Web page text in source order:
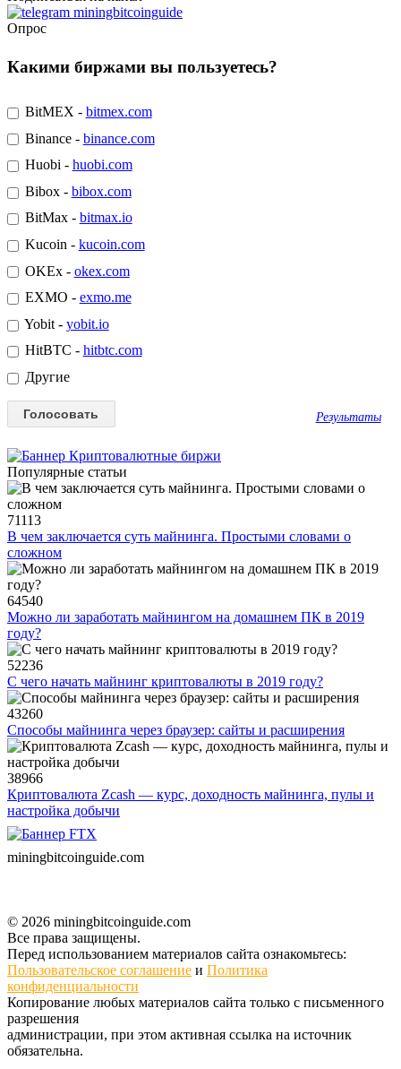
Опрос
Какими биржами вы пользуетесь?
BitMEX - bitmex.com
Binance - binance.com
Huobi - huobi.com
Bibox - bibox.com
BitMax - bitmax.io
Kucoin - kucoin.com
OKEx - okex.com
EXMO - exmo.me
Yobit - yobit.io
HitBTC - hitbtc.com
Другие
Результаты
Популярные статьи
71113
В чем заключается суть майнинга. Простыми словами о
сложном
64540
Можно ли заработать майнингом на домашнем ПК в 2019
году?
52236
С чего начать майнинг криптовалюты в 2019 году?
43260
Способы майнинга через браузер: сайты и расширения
38966
Криптовалюта Zcash — курс, доходность майнинга, пулы и
настройка добычи
miningbitcoinguide.com
© 2026 miningbitcoinguide.com
Все права защищены.
Перед использованием материалов сайта ознакомьтесь:
Пользовательское соглашение и Политика
конфиденциальности
Копирование любых материалов сайта только с письменного
разрешения
администрации, при этом активная ссылка на источник
обязательна.